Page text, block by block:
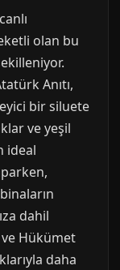
olan bu
Anıtı,
bir siluete
ve yeşil
ideal
dahil
Hükümet
daha